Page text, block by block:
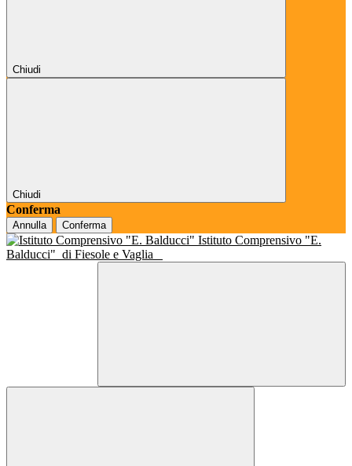
Chiudi
Chiudi
Conferma
Annulla Conferma
Istituto Comprensivo "E.
Balducci" di Fiesole e Vaglia